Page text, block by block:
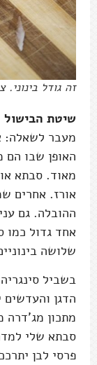
זה גודל
שיטת הבישול
מעבר לשאלה:
האופן שבו הם
אורז. אחרים
ההובלה. גם
אחד גדול כמו
שלושה
בשביל
הדגן
מתכון
סבתא שלי